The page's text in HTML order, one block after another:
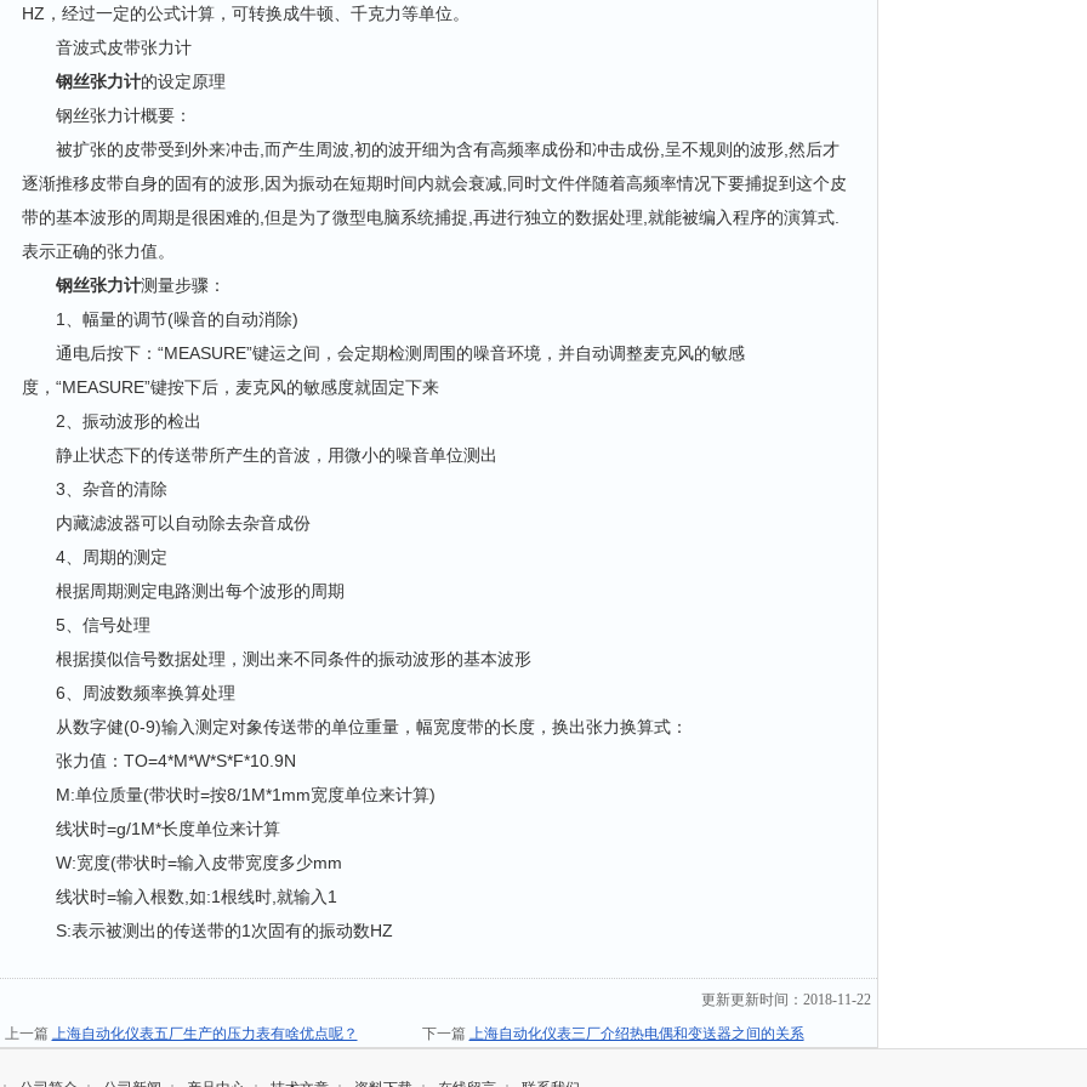
HZ，经过一定的公式计算，可转换成牛顿、千克力等单位。
音波式皮带张力计
钢丝张力计的设定原理
钢丝张力计概要：
被扩张的皮带受到外来冲击,而产生周波,初的波开细为含有高频率成份和冲击成份,呈不规则的波形,然后才
逐渐推移皮带自身的固有的波形,因为振动在短期时间内就会衰减,同时文件伴随着高频率情况下要捕捉到这个皮
带的基本波形的周期是很困难的,但是为了微型电脑系统捕捉,再进行独立的数据处理,就能被编入程序的演算式.
表示正确的张力值。
钢丝张力计测量步骤：
1、幅量的调节(噪音的自动消除)
通电后按下：“MEASURE”键运之间，会定期检测周围的噪音环境，并自动调整麦克风的敏感
度，“MEASURE”键按下后，麦克风的敏感度就固定下来
2、振动波形的检出
静止状态下的传送带所产生的音波，用微小的噪音单位测出
3、杂音的清除
内藏滤波器可以自动除去杂音成份
4、周期的测定
根据周期测定电路测出每个波形的周期
5、信号处理
根据摸似信号数据处理，测出来不同条件的振动波形的基本波形
6、周波数频率换算处理
从数字健(0-9)输入测定对象传送带的单位重量，幅宽度带的长度，换出张力换算式：
张力值：TO=4*M*W*S*F*10.9N
M:单位质量(带状时=按8/1M*1mm宽度单位来计算)
线状时=g/1M*长度单位来计算
W:宽度(带状时=输入皮带宽度多少mm
线状时=输入根数,如:1根线时,就输入1
S:表示被测出的传送带的1次固有的振动数HZ
更新更新时间：2018-11-22
上一篇 上海自动化仪表五厂生产的压力表有啥优点呢？ 下一篇 上海自动化仪表三厂介绍热电偶和变送器之间的关系